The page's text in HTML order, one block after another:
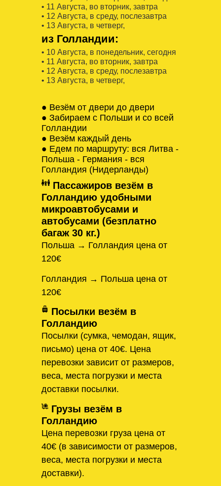
• 11 Августa, во вторник, завтра
• 12 Августa, в среду, послезавтра
• 13 Августa, в четверг,
из Голландии:
• 10 Августa, в понедельник, сегодня
• 11 Августa, во вторник, завтра
• 12 Августa, в среду, послезавтра
• 13 Августa, в четверг,
● Везём от двери до двери
● Забираем с Польши и со всей
Голландии
● Везём каждый день
● Едем по маршруту: вся Литва -
Польша - Германия - вся
Голландия (Нидерланды)
Пассажиров везём в
Голландию удобными
микроавтобусами и
автобусами (безплатно
багаж 30 кг.)
Польша → Голландия цена от
120€
Голландия → Польша цена от
120€
Посылки везём в
Голландию
Посылки (сумка, чемодан, ящик,
письмо) цена от 40€. Цена
перевозки зависит от размеров,
веса, места погрузки и места
доставки посылки.
Грузы везём в
Голландию
Цена перевозки груза цена от
40€ (в зависимости от размеров,
веса, места погрузки и места
доставки).